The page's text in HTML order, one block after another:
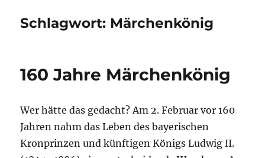
Schlagwort: Märchenkönig
160 Jahre Märchenkönig
Wer hätte das gedacht? Am 2. Februar vor 160
Jahren nahm das Leben des bayerischen
Kronprinzen und künftigen Königs Ludwig II.